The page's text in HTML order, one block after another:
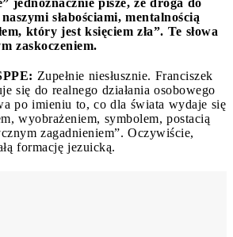
słabościami, mentalnością
który jest księciem zła”. Te słowa
zaskoczeniem.
Zupełnie niesłusznie. Franciszek
się do realnego działania osobowego
po imieniu to, co dla świata wydaje się
wyobrażeniem, symbolem, postacią
zagadnieniem”. Oczywiście,
formację jezuicką.